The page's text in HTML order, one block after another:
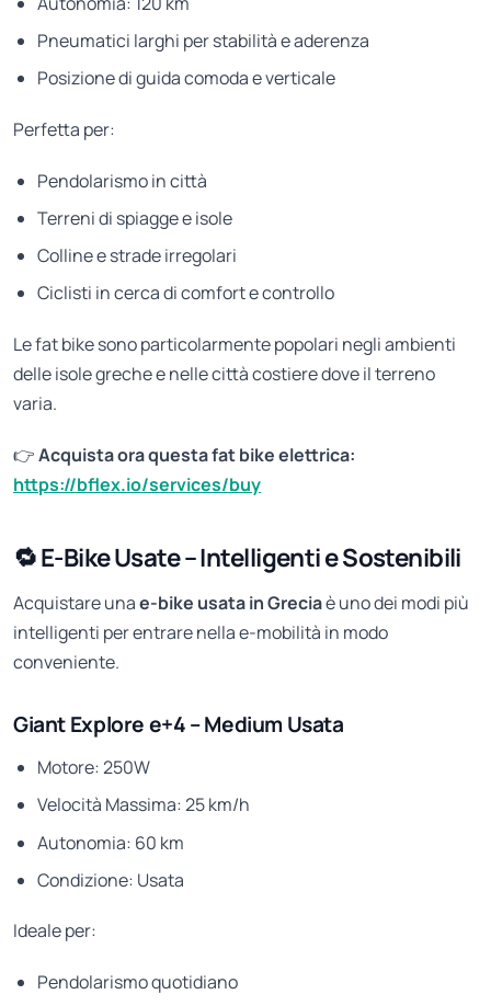
Pneumatici larghi per stabilità e aderenza
Posizione di guida comoda e verticale
Perfetta per:
Pendolarismo in città
Terreni di spiagge e isole
Colline e strade irregolari
Ciclisti in cerca di comfort e controllo
Le fat bike sono particolarmente popolari negli ambienti
delle isole greche e nelle città costiere dove il terreno
varia.
👉Acquista ora questa fat bike elettrica:
https://bflex.io/services/buy
🔁 E-Bike Usate – Intelligenti e Sostenibili
Acquistare unae-bike usata in Greciaè uno dei modi più
intelligenti per entrare nella e-mobilità in modo
conveniente.
Giant Explore e+4 – Medium Usata
Motore: 250W
Velocità Massima: 25 km/h
Autonomia: 60 km
Condizione: Usata
Ideale per:
Pendolarismo quotidiano